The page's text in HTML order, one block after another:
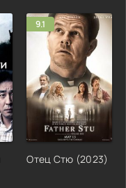
9.1
Отец Стю (2023)